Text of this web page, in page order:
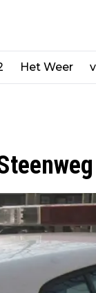
Het Weer